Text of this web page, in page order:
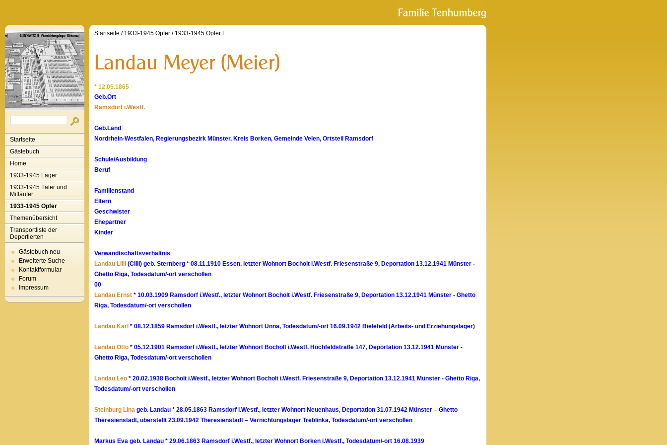
Startseite
Gästebuch
Home
1933-1945 Lager
1933-1945 Täter und
Mitläufer
1933-1945 Opfer
Themenübersicht
Transportliste der
Deportierten
Gästebuch neu
Erweiterte Suche
Kontaktformular
Forum
Impressum
Startseite / 1933-1945 Opfer / 1933-1945 Opfer L
* 12.05.1865
Geb.Ort
Ramsdorf i.Westf.
Geb.Land
Nordrhein-Westfalen, Regierungsbezirk Münster, Kreis Borken, Gemeinde Velen, Ortsteil Ramsdorf
Schule/Ausbildung
Beruf
Familienstand
Eltern
Geschwister
Ehepartner
Kinder
Verwandtschaftsverhältnis
Landau Lilli (Cilli) geb. Sternberg * 08.11.1910 Essen, letzter Wohnort Bocholt i.Westf. Friesenstraße 9, Deportation 13.12.1941 Münster -
Ghetto Riga, Todesdatum/-ort verschollen
00
Landau Ernst * 10.03.1909 Ramsdorf i.Westf., letzter Wohnort Bocholt i.Westf. Friesenstraße 9, Deportation 13.12.1941 Münster - Ghetto
Riga, Todesdatum/-ort verschollen
Landau Karl * 08.12.1859 Ramsdorf i.Westf., letzter Wohnort Unna, Todesdatum/-ort 16.09.1942 Bielefeld (Arbeits- und Erziehungslager)
Landau Otto * 05.12.1901 Ramsdorf i.Westf., letzter Wohnort Bocholt i.Westf. Hochfeldstraße 147, Deportation 13.12.1941 Münster -
Ghetto Riga, Todesdatum/-ort verschollen
Landau Leo * 20.02.1938 Bocholt i.Westf., letzter Wohnort Bocholt i.Westf. Friesenstraße 9, Deportation 13.12.1941 Münster - Ghetto Riga,
Todesdatum/-ort verschollen
Steinburg Lina geb. Landau * 28.05.1863 Ramsdorf i.Westf., letzter Wohnort Neuenhaus, Deportation 31.07.1942 Münster – Ghetto
Theresienstadt, überstellt 23.09.1942 Theresienstadt – Vernichtungslager Treblinka, Todesdatum/-ort verschollen
Markus Eva geb. Landau * 29.06.1863 Ramsdorf i.Westf., letzter Wohnort Borken i.Westf., Todesdatum/-ort 16.08.1939